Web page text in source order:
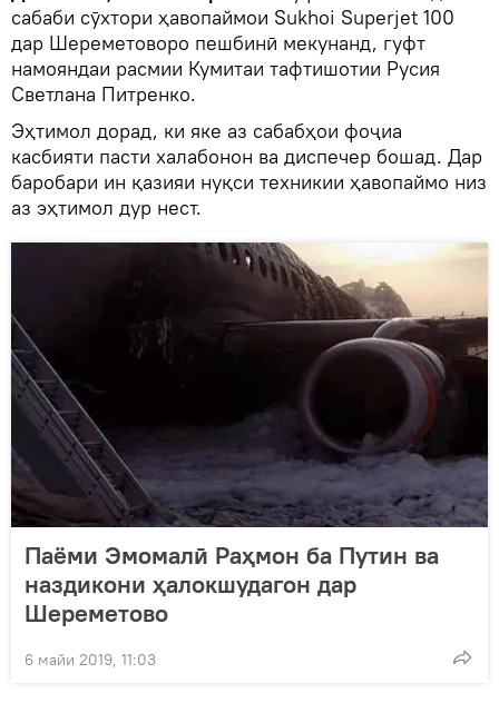
сабаби сӯхтори ҳавопаймои Sukhoi Superjet 100
дар Шереметоворо пешбинӣ мекунанд, гуфт
намояндаи расмии Кумитаи тафтишотии Русия
Светлана Питренко.
Эҳтимол дорад, ки яке аз сабабҳои фоҷиа
касбияти пасти халабонон ва диспечер бошад. Дар
баробари ин қазияи нуқси техникии ҳавопаймо низ
аз эҳтимол дур нест.
Паёми Эмомалӣ Раҳмон ба Путин ва
наздикони ҳалокшудагон дар
Шереметово
6 майи 2019, 11:03